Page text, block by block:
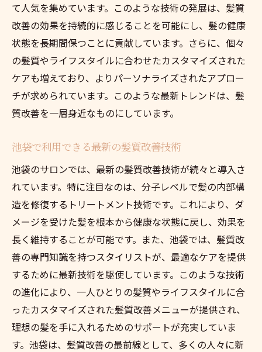
お客様の声から見る髪質改善の効果
池袋での髪質改善施術の流れ
理想の髪を追求するための準備
髪質改善で理想のスタイルを手に入れる方
豊島区で注目の髪質改善技術があなたの印象を
髪質改善技術がもたらす印象の変化
豊島区で注目される最新の技術とは？
あなたの印象を劇的に変える髪質改善
最新技術で感じる髪質改善のメリット
豊島区での髪質改善技術の進化
髪質改善で印象チェンジを図る方法
髪質改善で美しい髪を手に入れる池袋の最新情
報をお届け
池袋で体験する最新の髪質改善情報
美しい髪を手に入れるための最新技術
池袋で注目の髪質改善サービス
て人気を集めています。このような技術の発展は、髪質
改善の効果を持続的に感じることを可能にし、髪の健康
状態を長期間保つことに貢献しています。さらに、個々
の髪質やライフスタイルに合わせたカスタマイズされた
ケアも増えており、よりパーソナライズされたアプロー
チが求められています。このような最新トレンドは、髪
質改善を一層身近なものにしています。
池袋で利用できる最新の髪質改善技術
池袋のサロンでは、最新の髪質改善技術が続々と導入さ
れています。特に注目なのは、分子レベルで髪の内部構
造を修復するトリートメント技術です。これにより、ダ
メージを受けた髪を根本から健康な状態に戻し、効果を
長く維持することが可能です。また、池袋では、髪質改
善の専門知識を持つスタイリストが、最適なケアを提供
するために最新技術を駆使しています。このような技術
の進化により、一人ひとりの髪質やライフスタイルに合
ったカスタマイズされた髪質改善メニューが提供され、
理想の髪を手に入れるためのサポートが充実していま
す。池袋は、髪質改善の最前線として、多くの人々に新